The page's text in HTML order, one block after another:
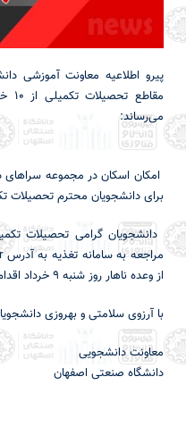
پیرو اطلاعیه معاونت آموزشی
می‌رساند:
برای دانشجویان محترم تحصیلات
از وعده ناهار روز شنبه ۹ خرداد اقدام نمایند.
با آرزوی سلامتی و بهروزی
معاونت دانشجویی
دانشگاه صنعتی اصفهان